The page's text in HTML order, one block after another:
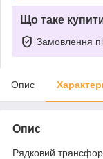
Що таке
Замовлення
Опис
Опис
Рядковий